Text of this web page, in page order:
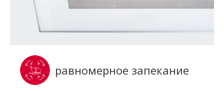
равномерное запекание